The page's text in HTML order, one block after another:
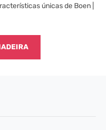
únicas de Boen |